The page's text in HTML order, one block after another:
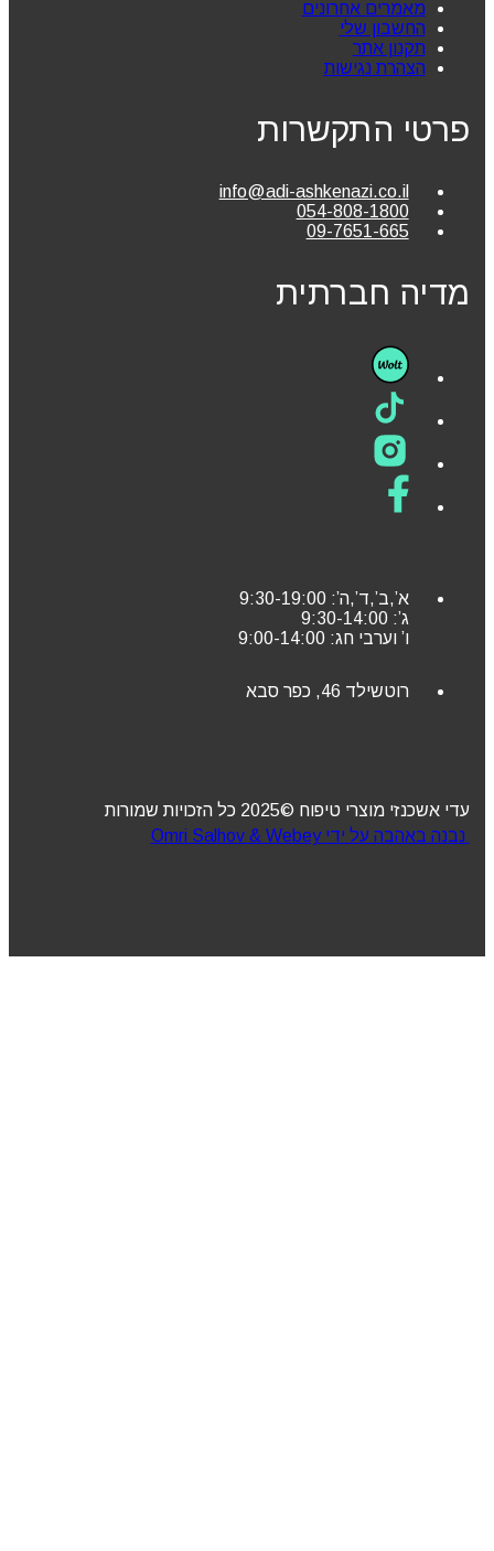
מאמרים אחרונים
החשבון שלי
תקנון אתר
הצהרת נגישות
פרטי התקשרות
info@adi-ashkenazi.co.il
054-808-1800
09-7651-665
מדיה חברתית
א’,ב’,ד’,ה’: 9:30-19:00
ג’: 9:30-14:00
ו’ וערבי חג: 9:00-14:00
רוטשילד 46, כפר סבא
עדי אשכנזי מוצרי טיפוח ©2025 כל הזכויות שמורות
נבנה באהבה על ידי Omri Salhov & Webey